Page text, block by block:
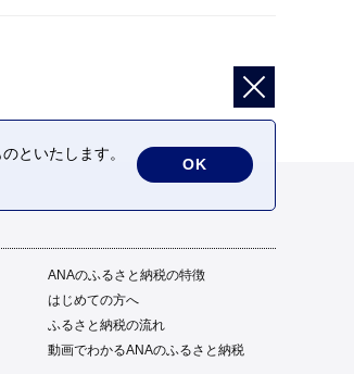
ANAのふるさと納税の特徴
はじめての方へ
ふるさと納税の流れ
動画でわかるANAのふるさと納税
といたします。
OK